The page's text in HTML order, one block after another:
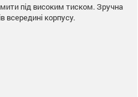
під високим тиском. Зручна
всередині корпусу.